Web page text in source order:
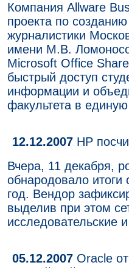
Компания Allware
проекта по
журналистики
имени М.В.
Microsoft Office
быстрый доступ
информации и
факультета в единую
12.12.2007 HP
Вчера, 11 декабря,
обнародовало итоги
год. Вендор
выделив при этом
исследовательские
05.12.2007 Oracle